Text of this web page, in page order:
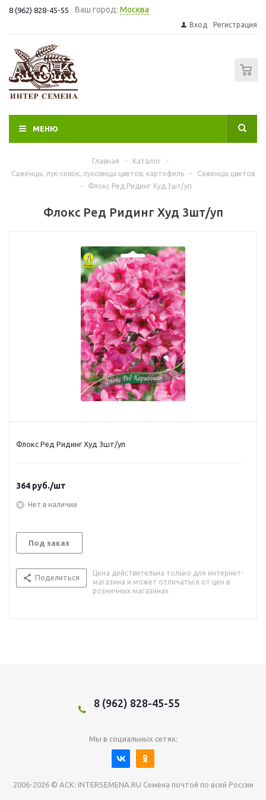
8 (962) 828-45-55 Ваш город: Москва
Вход Регистрация
МЕНЮ
Главная - Каталог
-
Саженцы, лук-севок, луковицы цветов, картофель
-
Саженцы цветов
-
Флокс Ред Ридинг Худ 3шт/уп
Флокс Ред Ридинг Худ 3шт/уп
Флокс Ред Ридинг Худ 3шт/уп
364 руб./шт
Нет в наличии
Под заказ
Поделиться
Цена действительна только для интернет-
магазина и может отличаться от цен в
розничных магазинах
8 (962) 828-45-55
Мы в социальных сетях:
2006-2026 © АСК: INTERSEMENA.RU Семена почтой по всей России